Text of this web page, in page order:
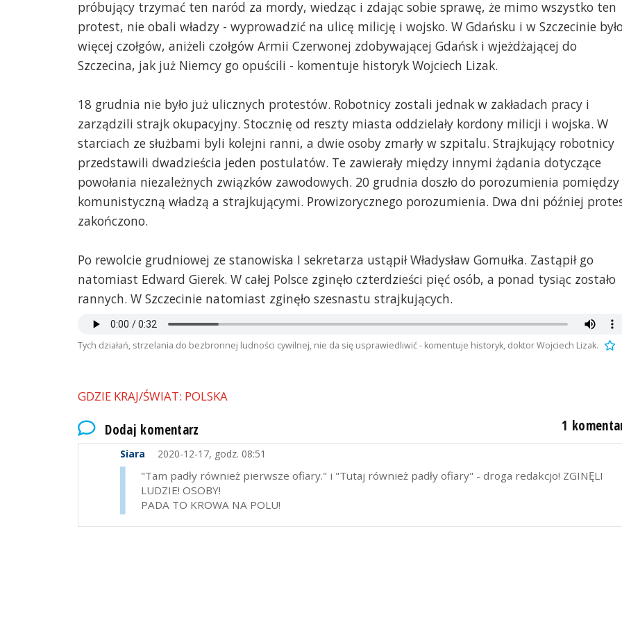
próbujący trzymać ten naród za mordy, wiedząc i zdając sobie sprawę, że mimo wszystko ten
protest, nie obali władzy - wyprowadzić na ulicę milicję i wojsko. W Gdańsku i w Szczecinie
więcej czołgów, aniżeli czołgów Armii Czerwonej zdobywającej Gdańsk i wjeżdżającej do
Szczecina, jak już Niemcy go opuścili - komentuje historyk Wojciech Lizak.
18 grudnia nie było już ulicznych protestów. Robotnicy zostali jednak w zakładach pracy i
zarządzili strajk okupacyjny. Stocznię od reszty miasta oddzielały kordony milicji i wojska. W
starciach ze służbami byli kolejni ranni, a dwie osoby zmarły w szpitalu. Strajkujący robotnicy
przedstawili dwadzieścia jeden postulatów. Te zawierały między innymi żądania dotyczące
powołania niezależnych związków zawodowych. 20 grudnia doszło do porozumienia pomiędzy
komunistyczną władzą a strajkującymi. Prowizorycznego porozumienia. Dwa dni później
zakończono.
Po rewolcie grudniowej ze stanowiska I sekretarza ustąpił Władysław Gomułka. Zastąpił go
natomiast Edward Gierek. W całej Polsce zginęło czterdzieści pięć osób, a ponad tysiąc zostało
rannych. W Szczecinie natomiast zginęło szesnastu strajkujących.
Tych działań, strzelania do bezbronnej ludności cywilnej, nie da się usprawiedliwić - komentuje historyk, doktor Wojciech Lizak.
GDZIE KRAJ/ŚWIAT: POLSKA
Dodaj komentarz 1
Siara 2020-12-17, godz. 08:51
"Tam padły również pierwsze ofiary." i "Tutaj również padły ofiary" - droga redakcjo! ZGINĘLI
LUDZIE! OSOBY!
PADA TO KROWA NA POLU!